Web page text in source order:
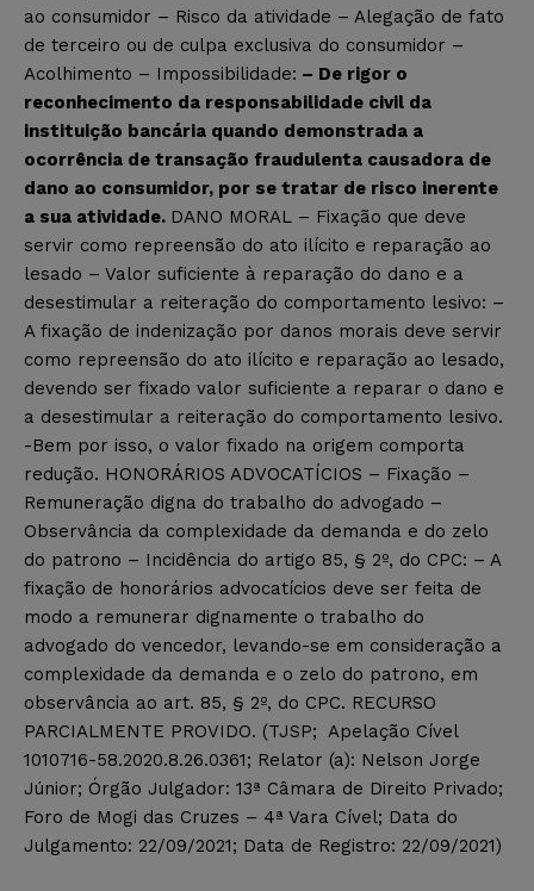
ao consumidor – Risco da atividade – Alegação de fato
de terceiro ou de culpa exclusiva do consumidor –
Acolhimento – Impossibilidade: – De rigor o
reconhecimento da responsabilidade civil da
instituição bancária quando demonstrada a
ocorrência de transação fraudulenta causadora de
dano ao consumidor, por se tratar de risco inerente
a sua atividade. DANO MORAL – Fixação que deve
servir como repreensão do ato ilícito e reparação ao
lesado – Valor suficiente à reparação do dano e a
desestimular a reiteração do comportamento lesivo: –
A fixação de indenização por danos morais deve servir
como repreensão do ato ilícito e reparação ao lesado,
devendo ser fixado valor suficiente a reparar o dano e
a desestimular a reiteração do comportamento lesivo.
-Bem por isso, o valor fixado na origem comporta
redução. HONORÁRIOS ADVOCATÍCIOS – Fixação –
Remuneração digna do trabalho do advogado –
Observância da complexidade da demanda e do zelo
do patrono – Incidência do artigo 85, § 2º, do CPC: – A
fixação de honorários advocatícios deve ser feita de
modo a remunerar dignamente o trabalho do
advogado do vencedor, levando-se em consideração a
complexidade da demanda e o zelo do patrono, em
observância ao art. 85, § 2º, do CPC. RECURSO
PARCIALMENTE PROVIDO. (TJSP; Apelação Cível
1010716-58.2020.8.26.0361; Relator (a): Nelson Jorge
Júnior; Órgão Julgador: 13ª Câmara de Direito Privado;
Foro de Mogi das Cruzes – 4ª Vara Cível; Data do
Julgamento: 22/09/2021; Data de Registro: 22/09/2021)